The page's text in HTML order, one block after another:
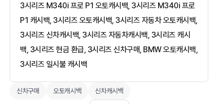
3시리즈 M340i 프로 P1 오토캐시백, 3시리즈 M340i 프로
P1 캐시백, 3시리즈 오토캐시백, 3시리즈 자동차 오토캐시백,
3시리즈 신차캐시백, 3시리즈 자동차캐시백, 3시리즈 캐시
백, 3시리즈 현금 환급, 3시리즈 신차구매, BMW 오토캐시백,
3시리즈 일시불 캐시백
신차구매 오토캐시백 신차캐시백